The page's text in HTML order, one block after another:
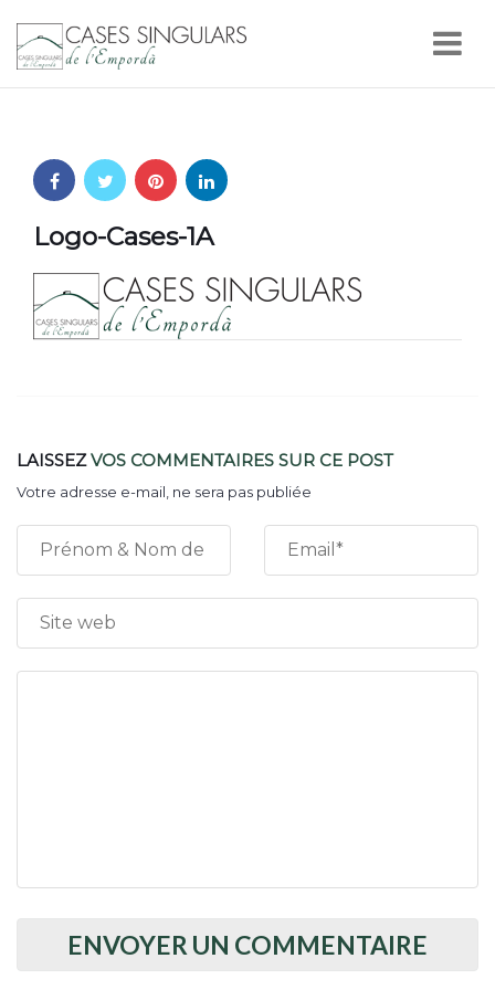
Logo-Cases-1A
LAISSEZVOS COMMENTAIRES SUR CE POST
Votre adresse e-mail, ne sera pas publiée